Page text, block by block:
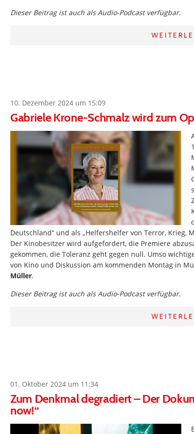
Dieser Beitrag ist auch als Audio-Podcast verfügbar.
10. Dezember 2024 um 15:09
Gabriele Krone-Schmalz wird zum
Deutschland“ und als „Helfershelfer von Terror, Krieg,
Der Kinobesitzer wird aufgefordert, die Premiere
gekommen, die Toleranz geht gegen null. Umso
von Kino und Diskussion am kommenden Montag in
Müller.
Dieser Beitrag ist auch als Audio-Podcast verfügbar.
01. Oktober 2024 um 11:34
Zum Denkmal degradiert – Der
now!“